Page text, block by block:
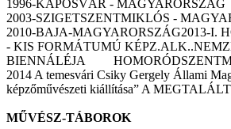
1996-KAPOSVÁR - MAGYARORSZÁG
2003-SZIGETSZENTMIKLÓS -
2010-BAJA-MAGYARORSZÁG2013-I.
- KIS FORMÁTUMÚ
BIENNÁLÉJA
2014 A temesvári Csiky Gergely Állami
képzőművészeti kiállítása” A
MŰVÉSZ-TÁBOROK